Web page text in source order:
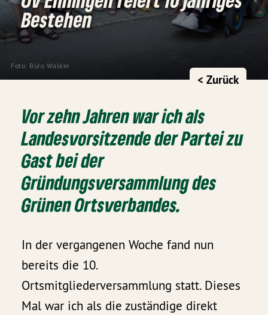
Foto: Büro Walker
Bestehen
< Zurück
Vor zehn Jahren war ich als
Landesvorsitzende der Partei zu
Gast bei der
Gründungsversammlung des
Grünen Ortsverbandes.
In der vergangenen Woche fand nun
bereits die 10.
Ortsmitgliederversammlung statt. Dieses
Mal war ich als die zuständige direkt